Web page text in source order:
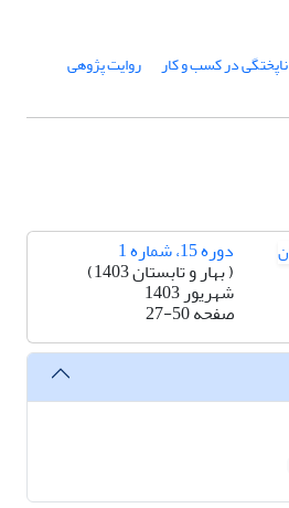
ناپختگی در کسب و کار روایت پژوهی
دوره 15، شماره 1
( بهار و تابستان 1403)
شهریور 1403
صفحه27-50